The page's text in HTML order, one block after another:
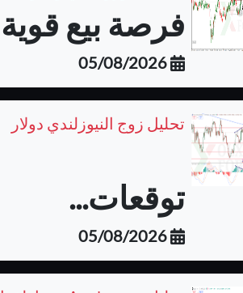
فرصة بيع
05/08/2026
تحليل زوج النيوزلندي دولار
توقعات...
05/08/2026